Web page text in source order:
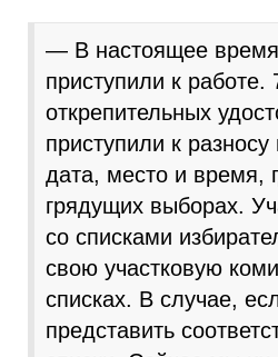
— В настоящее время
приступили к
открепительных
приступили к
дата, место и время,
грядущих выборах.
со списками
свою участковую
списках. В случае,
представить